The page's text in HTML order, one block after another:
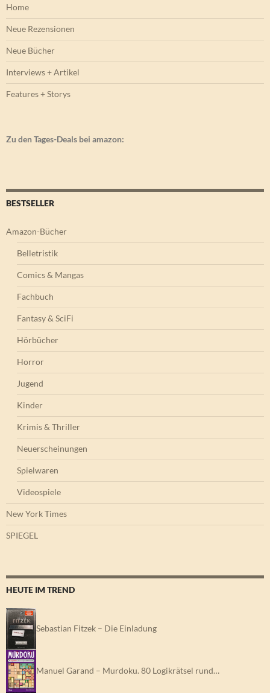
Home
Neue Rezensionen
Neue Bücher
Interviews + Artikel
Features + Storys
Zu den Tages-Deals bei amazon:
BESTSELLER
Amazon-Bücher
Belletristik
Comics & Mangas
Fachbuch
Fantasy & SciFi
Hörbücher
Horror
Jugend
Kinder
Krimis & Thriller
Neuerscheinungen
Spielwaren
Videospiele
New York Times
SPIEGEL
HEUTE IM TREND
Sebastian Fitzek – Die Einladung
Manuel Garand – Murdoku. 80 Logikrätsel rund…